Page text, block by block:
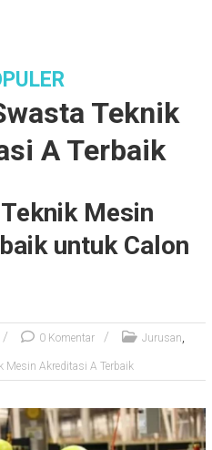
Teknik
A Terbaik
Mesin
untuk Calon
0 Komentar Jurusan,
Mesin Akreditasi A Terbaik